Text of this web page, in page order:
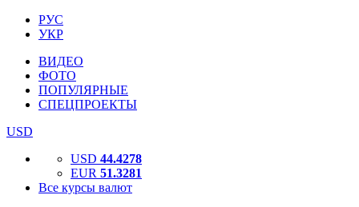
РУС
УКР
ВИДЕО
ФОТО
ПОПУЛЯРНЫЕ
СПЕЦПРОЕКТЫ
USD
USD 44.4278
EUR 51.3281
Все курсы валют